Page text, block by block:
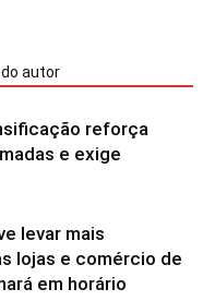
autor
reforça
e exige
levar mais
lojas e comércio de
em horário